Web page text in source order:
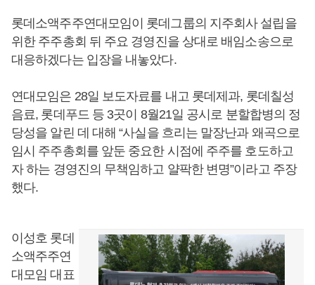
롯데소액주주연대모임이 롯데그룹의 지주회사 설립을
위한 주주총회 뒤 주요 경영진을 상대로 배임소송으로
대응하겠다는 입장을 내놓았다.
연대모임은 28일 보도자료를 내고 롯데제과, 롯데칠성
음료, 롯데푸드 등 3곳이 8월21일 공시로 분할합병의 정
당성을 알린 데 대해 “사실을 흐리는 말장난과 왜곡으로
임시 주주총회를 앞둔 중요한 시점에 주주를 호도하고
자 하는 경영진의 무책임하고 얄팍한 변명”이라고 주장
했다.
이성호 롯데
소액주주연
대모임 대표